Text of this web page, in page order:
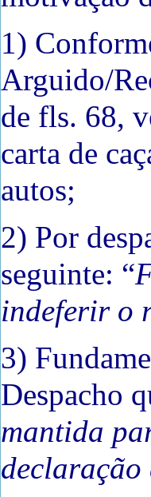
1)
Arguido/
de fls. 68,
carta de
autos;
2) Por
seguinte: “
indeferir o
3)
Despacho
mantida